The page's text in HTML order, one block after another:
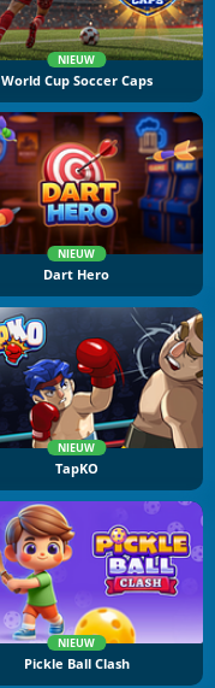
NIEUW
World Cup Soccer Caps
NIEUW
Dart Hero
NIEUW
TapKO
NIEUW
Pickle Ball Clash